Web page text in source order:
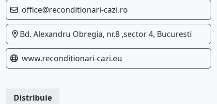
office@reconditionari-cazi.ro
Bd. Alexandru Obregia, nr.8 ,sector 4, Bucuresti
www.reconditionari-cazi.eu
Distribuie